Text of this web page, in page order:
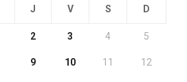
J V S D
2 3 4 5
9 10 11 12